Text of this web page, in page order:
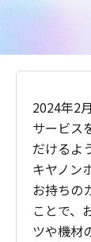
2024年2
サービス
だけるよ
キヤノン
お持ちの
ことで、
ツや機材